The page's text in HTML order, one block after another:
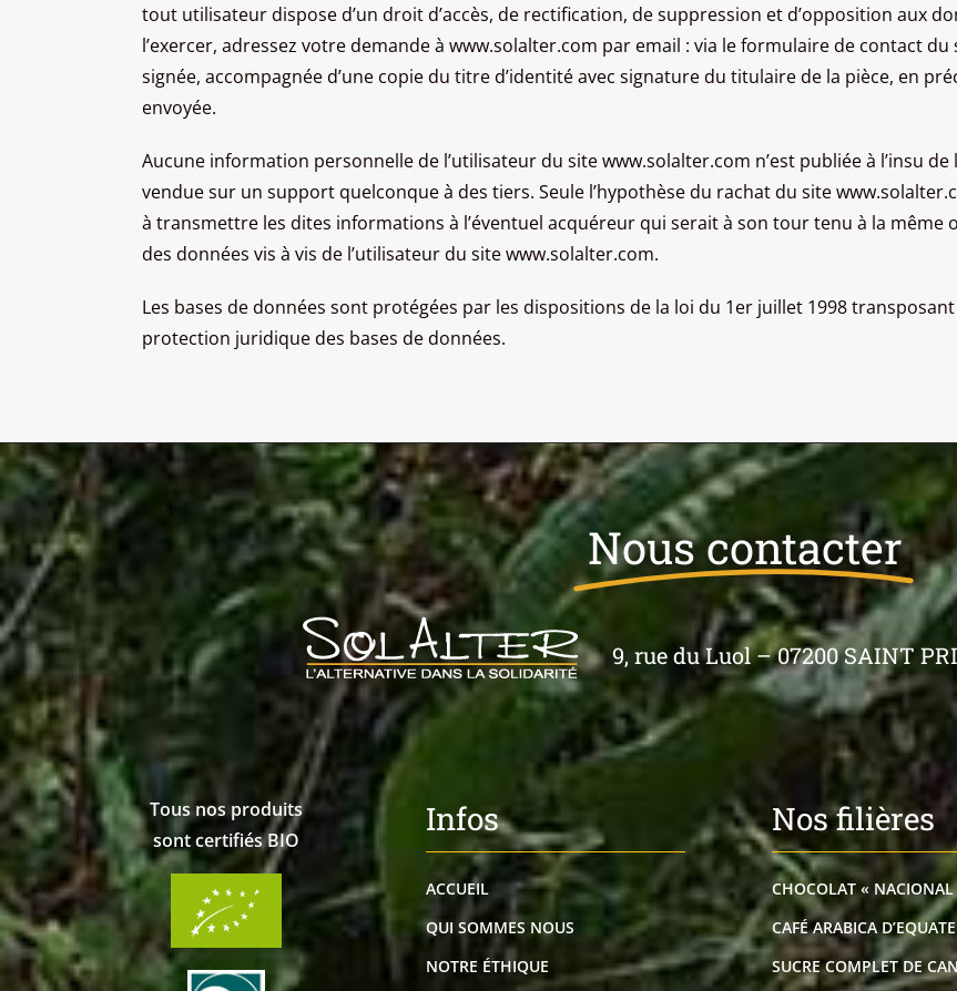
tout utilisateur dispose d’un droit d’accès, de rectification, de suppression et d’opposition aux
l’exercer, adressez votre demande à www.solalter.com par email : via le formulaire de contact
signée, accompagnée d’une copie du titre d’identité avec signature du titulaire de la pièce, en
envoyée.
Aucune information personnelle de l’utilisateur du site www.solalter.com n’est publiée à l’insu
vendue sur un support quelconque à des tiers. Seule l’hypothèse du rachat du site
à transmettre les dites informations à l’éventuel acquéreur qui serait à son tour tenu à la
des données vis à vis de l’utilisateur du site www.solalter.com.
Les bases de données sont protégées par les dispositions de la loi du 1er juillet 1998
protection juridique des bases de données.
Nous contacter
9, rue du Luol – 07200 SAINT
Tous nos produits
sont certifiés BIO
Infos
ACCUEIL
QUI SOMMES NOUS
NOTRE ÉTHIQUE
Nos filières
CHOCOLAT «
CAFÉ ARABICA
SUCRE COMPLET DE